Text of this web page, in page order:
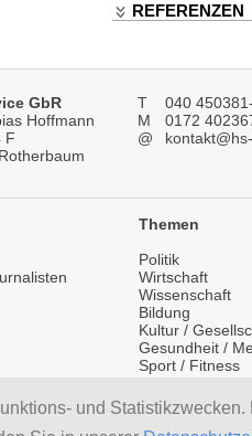
und
REFERENZEN
GbR
Hoffmann
F
T
040
M
0172
@
Themen
Politik
Wirtschaft
Wissenschaft
Bildung
Kultur /
Gesundheit /
Sport / Fitness
Tourismus /